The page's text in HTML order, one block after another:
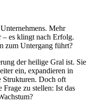
Mehr
– es klingt nach Erfolg.
zum Untergang führt?
der heilige Gral ist. Sie
ein, expandieren in
Strukturen. Doch oft
Frage zu stellen: Ist das